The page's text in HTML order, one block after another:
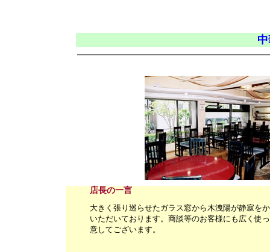
店長の一言
大きく張り巡らせたガラス窓から木洩陽が静寂を
いただいております。商談等のお客様にも広く使
意してございます。